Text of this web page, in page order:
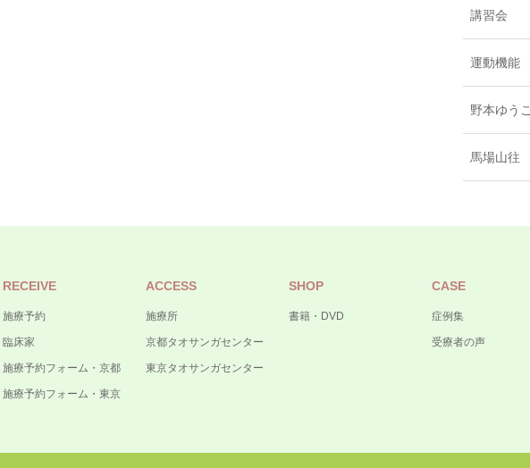
講習会
運動機能
野本ゆうこ
馬場山往
RECEIVE
施療予約
臨床家
施療予約フォーム・京都
施療予約フォーム・東京
ACCESS
施療所
京都タオサンガセンター
東京タオサンガセンター
SHOP
書籍・DVD
CASE
症例集
受療者の声